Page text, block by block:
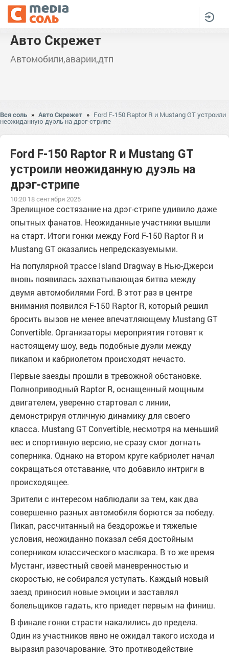
Авто Скрежет
Автомобили,аварии,дтп
Вся соль » Авто Скрежет » Ford F-150 Raptor R и Mustang GT устроили
неожиданную дуэль на дрэг-стрипе
Ford F-150 Raptor R и Mustang GT
устроили неожиданную дуэль на
дрэг-стрипе
10:20 18 сентября 2025
Зрелищное состязание на дрэг-стрипе удивило даже
опытных фанатов. Неожиданные участники вышли
на старт. Итоги гонки между Ford F-150 Raptor R и
Mustang GT оказались непредсказуемыми.
На популярной трассе Island Dragway в Нью-Джерси
вновь появилась захватывающая битва между
двумя автомобилями Ford. В этот раз в центре
внимания появился F-150 Raptor R, который решил
бросить вызов не менее впечатляющему Mustang GT
Convertible. Организаторы мероприятия готовят к
настоящему шоу, ведь подобные дуэли между
пикапом и кабриолетом происходят нечасто.
Первые заезды прошли в тревожной обстановке.
Полноприводный Raptor R, оснащенный мощным
двигателем, уверенно стартовал с линии,
демонстрируя отличную динамику для своего
класса. Mustang GT Convertible, несмотря на меньший
вес и спортивную версию, не сразу смог догнать
соперника. Однако на втором круге кабриолет начал
сокращаться отставание, что добавило интриги в
происходящее.
Зрители с интересом наблюдали за тем, как два
совершенно разных автомобиля борются за победу.
Пикап, рассчитанный на бездорожье и тяжелые
условия, неожиданно показал себя достойным
соперником классического маслкара. В то же время
Мустанг, известный своей маневренностью и
скоростью, не собирался уступать. Каждый новый
заезд приносил новые эмоции и заставлял
болельщиков гадать, кто приедет первым на финиш.
В финале гонки страсти накалились до предела.
Один из участников явно не ожидал такого исхода и
выразил разочарование. Это противодействие